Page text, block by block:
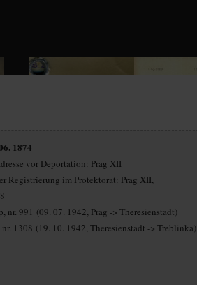
1874
vor Deportation: Prag XII
Registrierung im Protektorat: Prag XII,
nr. 991 (09. 07. 1942, Prag -> Theresienstadt)
1308 (19. 10. 1942, Theresienstadt -> Treblinka)